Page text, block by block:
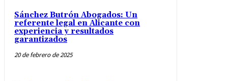
Sánchez Butrón Abogados: Un
referente legal en Alicante con
experiencia y resultados
garantizados
20 de febrero de 2025